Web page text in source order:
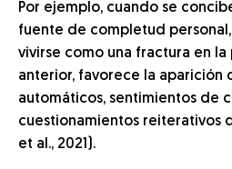
Por ejemplo, cuando se
fuente de completud
vivirse como una fractura en
anterior, favorece la aparición
automáticos, sentimientos de
cuestionamientos reiterativos
et al., 2021).